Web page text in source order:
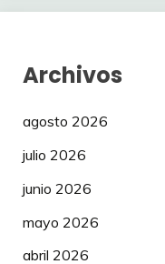
Archivos
agosto 2026
julio 2026
junio 2026
mayo 2026
abril 2026